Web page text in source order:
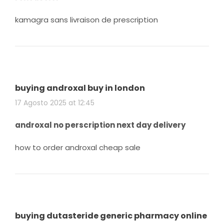
kamagra sans livraison de prescription
buying androxal buy in london
17 Agosto 2025 at 12:45
androxal no perscription next day delivery
how to order androxal cheap sale
buying dutasteride generic pharmacy online